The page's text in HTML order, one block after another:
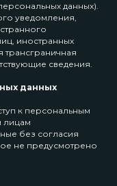
данных).
уведомления,
иностранных
трансграничная
сведения.
данных
к персональным
лицам
без согласия
не предусмотрено